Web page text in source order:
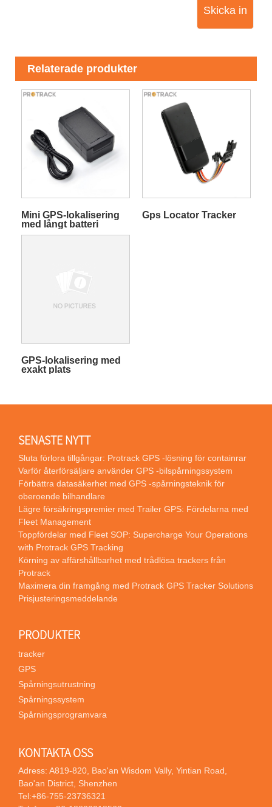
Skicka in
Relaterade produkter
Mini GPS-lokalisering
med långt batteri
Gps Locator Tracker
GPS-lokalisering med
exakt plats
SENASTE NYTT
Sluta förlora tillgångar: Protrack GPS -lösning för containrar
Varför återförsäljare använder GPS -bilspårningssystem
Förbättra datasäkerhet med GPS -spårningsteknik för
oberoende bilhandlare
Lägre försäkringspremier med Trailer GPS: Fördelarna med
Fleet Management
Toppfördelar med Fleet SOP: Supercharge Your Operations
with Protrack GPS Tracking
Körning av affärshållbarhet med trådlösa trackers från
Protrack
Maximera din framgång med Protrack GPS Tracker Solutions
Prisjusteringsmeddelande
PRODUKTER
tracker
GPS
Spårningsutrustning
Spårningssystem
Spårningsprogramvara
KONTAKTA OSS
Adress: A819-820, Bao'an Wisdom Vally, Yintian Road,
Bao'an District, Shenzhen
Tel:+86-755-23736321